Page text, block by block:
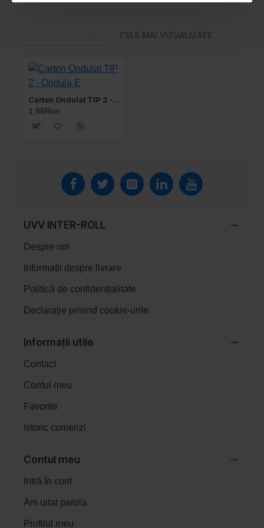
Descoperă calitatea și versatilitatea cartonului
tale unice de ambalare. Alege dimensiunea potrivită
pentru proiectul tău!
CELE MAI VIZUALIZATE
Carton Ondulat TIP 2 - Ondula E
1,88Ron
UVV INTER-ROLL
Despre noi
Informații despre livrare
Politică de confidențialitate
Declaraţie privind cookie-urile
Informații utile
Contact
Contul meu
Favorite
Istoric comenzi
Contul meu
Intră în cont
Am uitat parola
Profilul meu